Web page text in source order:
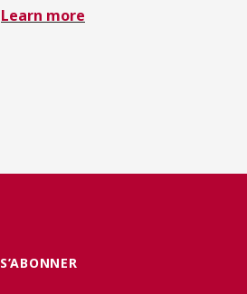
Learn more
S’ABONNER